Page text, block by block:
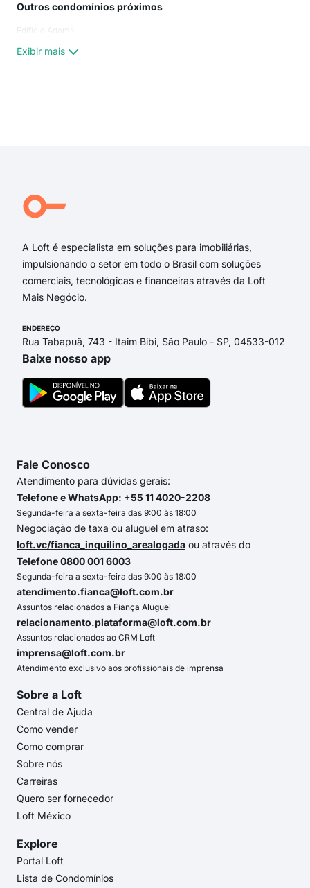
Outros condomínios próximos
Edifício Adams
Exibir mais
A Loft é especialista em soluções para imobiliárias,
impulsionando o setor em todo o Brasil com soluções
comerciais, tecnológicas e financeiras através da Loft
Mais Negócio.
ENDEREÇO
Rua Tabapuã, 743 - Itaim Bibi, São Paulo - SP, 04533-012
Baixe nosso app
Fale Conosco
Atendimento para dúvidas gerais:
Telefone e WhatsApp: +55 11 4020-2208
Segunda-feira a sexta-feira das 9:00 às 18:00
Negociação de taxa ou aluguel em atraso:
loft.vc/fianca_inquilino_arealogada ou através do
Telefone 0800 001 6003
Segunda-feira a sexta-feira das 9:00 às 18:00
atendimento.fianca@loft.com.br
Assuntos relacionados a Fiança Aluguel
relacionamento.plataforma@loft.com.br
Assuntos relacionados ao CRM Loft
imprensa@loft.com.br
Atendimento exclusivo aos profissionais de imprensa
Sobre a Loft
Central de Ajuda
Como vender
Como comprar
Sobre nós
Carreiras
Quero ser fornecedor
Loft México
Explore
Portal Loft
Lista de Condomínios